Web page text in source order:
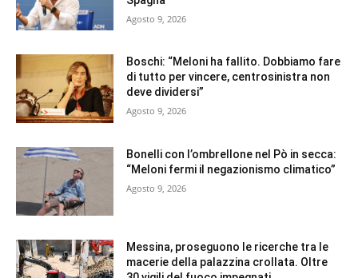
Agosto 9, 2026
Boschi: “Meloni ha fallito. Dobbiamo fare
di tutto per vincere, centrosinistra non
deve dividersi”
Agosto 9, 2026
Bonelli con l’ombrellone nel Pò in secca:
“Meloni fermi il negazionismo climatico”
Agosto 9, 2026
Messina, proseguono le ricerche tra le
macerie della palazzina crollata. Oltre